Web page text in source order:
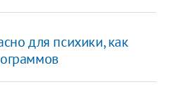
для психики, как